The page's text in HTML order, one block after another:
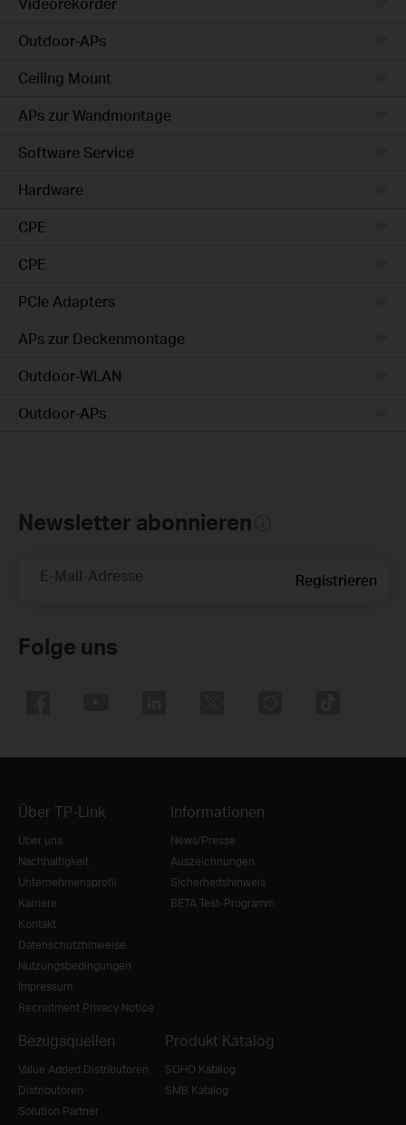
Outdoor-APs
Ceiling Mount
APs zur Wandmontage
Software Service
Hardware
CPE
CPE
PCIe Adapters
APs zur Deckenmontage
Outdoor-WLAN
Outdoor-APs
Newsletter abonnieren
E-Mail-Adresse Registrieren
Folge uns
Über TP-Link
Über uns
Nachhaltigkeit
Unternehmensprofil
Karriere
Kontakt
Datenschutzhinweise
Nutzungsbedingungen
Impressum
Recruitment Privacy Notice
Informationen
News/Presse
Auszeichnungen
Sicherheitshinweis
BETA Test-Programm
Bezugsquellen
Value Added Distributoren
Distributoren
Solution Partner
Produkt Katalog
SOHO Katalog
SMB Katalog